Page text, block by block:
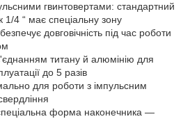
гвинтовертами: стандартний
1/4 “ має спеціальну зону
довговічність під час роботи
титану й алюмінію для
до 5 разів
для роботи з імпульсним
форма наконечника —